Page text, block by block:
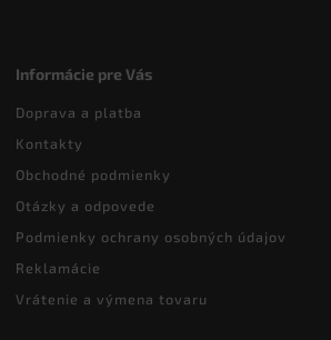
Informácie pre Vás
Doprava a platba
Kontakty
Obchodné podmienky
Otázky a odpovede
Podmienky ochrany osobných údajov
Reklamácie
Vrátenie a výmena tovaru